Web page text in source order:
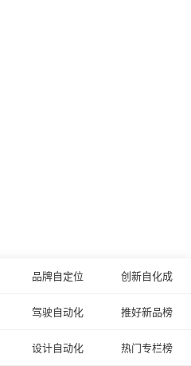
品牌自定位 创新自化成
驾驶自动化 推好新品榜
设计自动化 热门专栏榜